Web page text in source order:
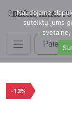
-13%
Naudojame
suteiktų jums
svetaine,